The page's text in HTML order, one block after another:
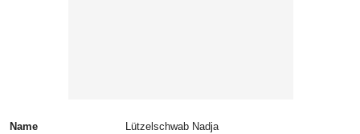
Name Lützelschwab Nadja